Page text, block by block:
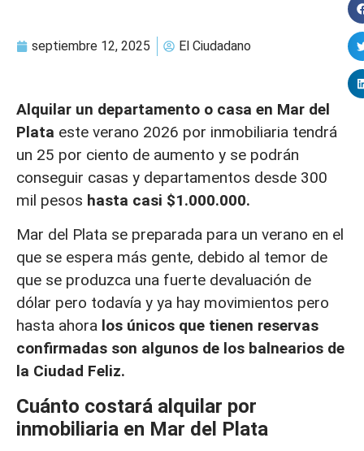
septiembre 12, 2025 El Ciudadano
Alquilar un departamento o casa en Mar del
Plata este verano 2026 por inmobiliaria tendrá
un 25 por ciento de aumento y se podrán
conseguir casas y departamentos desde 300
mil pesos hasta casi $1.000.000.
Mar del Plata se preparada para un verano en el
que se espera más gente, debido al temor de
que se produzca una fuerte devaluación de
dólar pero todavía y ya hay movimientos pero
hasta ahora los únicos que tienen reservas
confirmadas son algunos de los balnearios de
la Ciudad Feliz.
Cuánto costará alquilar por
inmobiliaria en Mar del Plata